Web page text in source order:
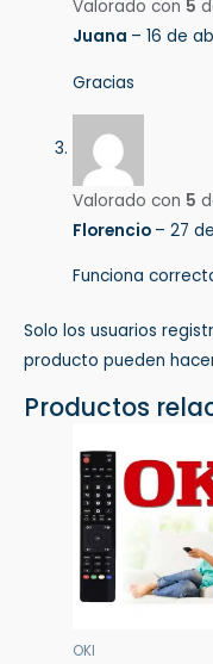
Valorado con 5
Juana – 16 de
Gracias
Valorado con 5
Florencio – 27
Funciona
Solo los usuarios
producto pueden
Productos
OKI